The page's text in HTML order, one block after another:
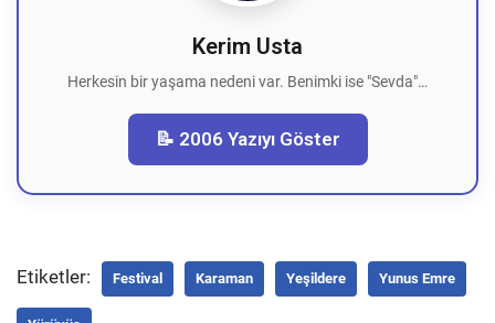
Kerim Usta
Herkesin bir yaşama nedeni var. Benimki ise "Sevda"…
📝 2006 Yazıyı Göster
Etiketler: Festival Karaman Yeşildere Yunus Emre